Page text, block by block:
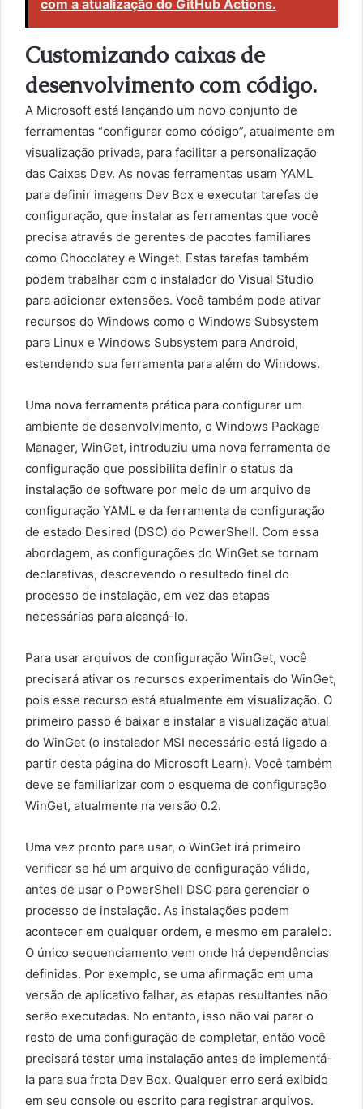
com a atualização do GitHub Actions.
Customizando caixas de
desenvolvimento com código.
A Microsoft está lançando um novo conjunto de
ferramentas “configurar como código”, atualmente em
visualização privada, para facilitar a personalização
das Caixas Dev. As novas ferramentas usam YAML
para definir imagens Dev Box e executar tarefas de
configuração, que instalar as ferramentas que você
precisa através de gerentes de pacotes familiares
como Chocolatey e Winget. Estas tarefas também
podem trabalhar com o instalador do Visual Studio
para adicionar extensões. Você também pode ativar
recursos do Windows como o Windows Subsystem
para Linux e Windows Subsystem para Android,
estendendo sua ferramenta para além do Windows.
Uma nova ferramenta prática para configurar um
ambiente de desenvolvimento, o Windows Package
Manager, WinGet, introduziu uma nova ferramenta de
configuração que possibilita definir o status da
instalação de software por meio de um arquivo de
configuração YAML e da ferramenta de configuração
de estado Desired (DSC) do PowerShell. Com essa
abordagem, as configurações do WinGet se tornam
declarativas, descrevendo o resultado final do
processo de instalação, em vez das etapas
necessárias para alcançá-lo.
Para usar arquivos de configuração WinGet, você
precisará ativar os recursos experimentais do WinGet,
pois esse recurso está atualmente em visualização. O
primeiro passo é baixar e instalar a visualização atual
do WinGet (o instalador MSI necessário está ligado a
partir desta página do Microsoft Learn). Você também
deve se familiarizar com o esquema de configuração
WinGet, atualmente na versão 0.2.
Uma vez pronto para usar, o WinGet irá primeiro
verificar se há um arquivo de configuração válido,
antes de usar o PowerShell DSC para gerenciar o
processo de instalação. As instalações podem
acontecer em qualquer ordem, e mesmo em paralelo.
O único sequenciamento vem onde há dependências
definidas. Por exemplo, se uma afirmação em uma
versão de aplicativo falhar, as etapas resultantes não
serão executadas. No entanto, isso não vai parar o
resto de uma configuração de completar, então você
precisará testar uma instalação antes de implementá-
la para sua frota Dev Box. Qualquer erro será exibido
em seu console ou escrito para registrar arquivos.